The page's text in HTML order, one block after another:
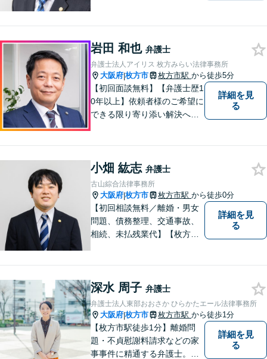
ヒアリングし、あらゆる観点
から解決策をご提案してまい
ります。
岩田 和也 弁護士
弁護士法人アイリス 枚方みらい法律事務所
大阪府|枚方市 枚方市駅 から徒歩5分
【初回面談無料】【弁護士歴1
0年以上】依頼者様のご希望に
できる限り寄り添い解決へと
夫婦カウンセラーの資格保有
【相続問題】セミナー講師や
書籍執筆の経験あり【枚方市
駅5分】
詳細を見
る
小畑 紘志 弁護士
古山綜合法律事務所
大阪府|枚方市 枚方市駅 から徒歩0分
【初回相談無料／離婚・男女
問題、債務整理、交通事故、
相続、未払残業代】【枚方市
めのお手伝いをしています。
詳細を見
る
深水 周子 弁護士
弁護士法人東部おおさか ひらかたエール法律事務所
大阪府|枚方市 枚方市駅 から徒歩1分
【枚方市駅徒歩1分】離婚問
題・不貞慰謝料請求などの家
事事件に精通する弁護士。依
詳細を見
る